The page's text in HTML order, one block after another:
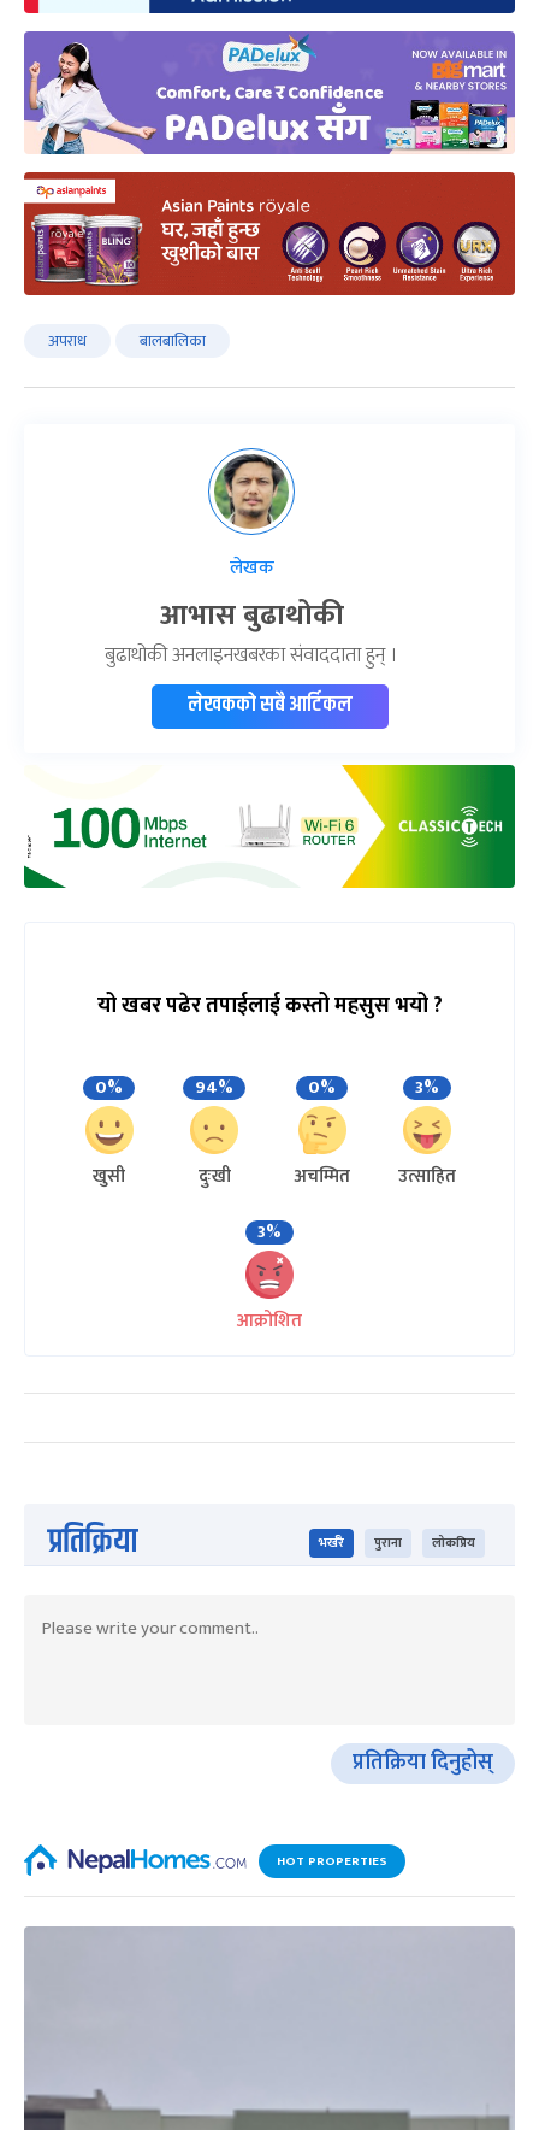
अपराध बालबालिका
लेखक
आभास बुढाथोकी
बुढाथोकी अनलाइनखबरका संवाददाता हुन् ।
लेखकको सबै आर्टिकल
यो खबर पढेर तपाईलाई कस्तो महसुस भयो ?
0%
खुसी
94%
दुःखी
0%
अचम्मित
3%
उत्साहित
3%
आक्रोशित
प्रतिक्रिया भर्खरै पुराना लोकप्रिय
प्रतिक्रिया दिनुहोस्
HOT PROPERTIES